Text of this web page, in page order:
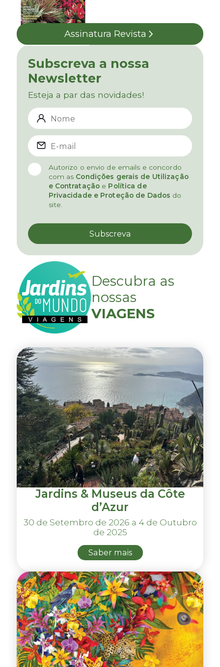
Assinatura Revista
Subscreva a nossa
Newsletter
Esteja a par das novidades!
Autorizo o envio de emails e concordo
com as Condições gerais de Utilização
e Contratação e Política de
Privacidade e Proteção de Dados do
site.
Descubra as
nossas
VIAGENS
Jardins & Museus da Côte
d’Azur
30 de Setembro de 2026 a 4 de Outubro
de 2025
Saber mais